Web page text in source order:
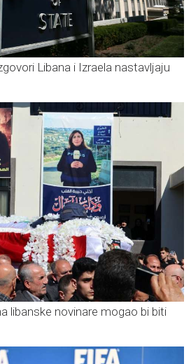
Libana i Izraela nastavljaju
libanske novinare mogao bi biti